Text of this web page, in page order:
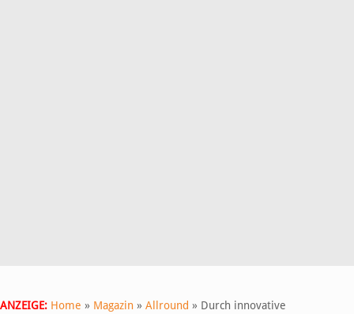
ANZEIGE: Home » Magazin » Allround » Durch innovative